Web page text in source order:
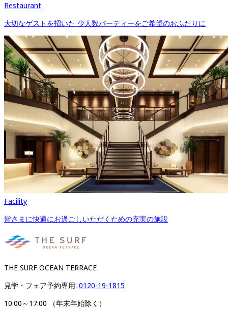
Restaurant
大切なゲストを招いた 少人数パーティーをご希望のおふたりに
Facility
皆さまに快適にお過ごしいただくための充実の施設
THE SURF OCEAN TERRACE
見学・フェア予約専用: 0120-19-1815
10:00～17:00 （年末年始除く）